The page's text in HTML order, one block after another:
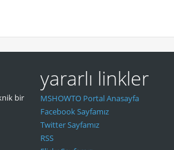
bir
yararlı linkler
MSHOWTO Portal Anasayfa
Facebook Sayfamız
Twitter Sayfamız
RSS